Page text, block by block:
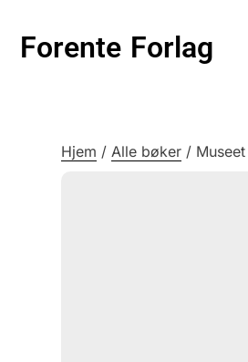
Forente Forlag
Hjem /Alle bøker /